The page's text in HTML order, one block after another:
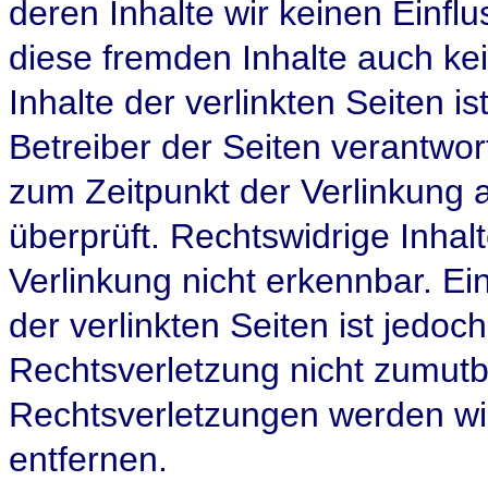
deren Inhalte wir keinen
diese fremden Inhalte auch
Inhalte der verlinkten Seiten
Betreiber der Seiten
zum Zeitpunkt der Verlinkung
überprüft. Rechtswidrige
Verlinkung nicht erkennbar.
der verlinkten Seiten ist
Rechtsverletzung nicht
Rechtsverletzungen werden
entfernen.